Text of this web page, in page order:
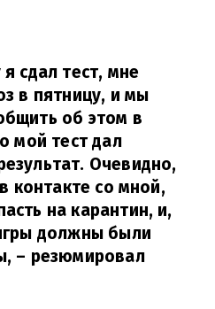
сдал тест, мне
в пятницу, и мы
об этом в
мой тест дал
Очевидно,
контакте со мной,
на карантин, и,
должны были
– резюмировал